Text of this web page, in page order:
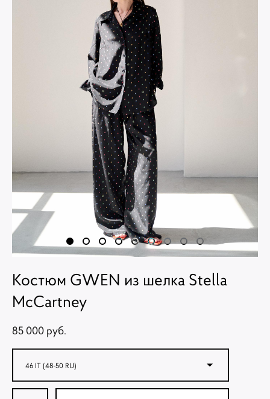
Костюм GWEN из шелка Stella
McCartney
85 000 pуб.
46 IT (48-50 RU)